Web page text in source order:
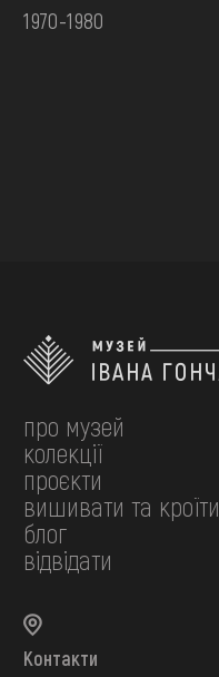
1970-1980
про музей
колекції
проєкти
вишивати та кроїти
блог
відвідати
Контакти